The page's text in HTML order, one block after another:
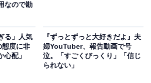
なので勘
る」人気
度に非
心配」
『ずっとずっと大好きだよ』夫
婦YouTuber、報告動画で号
泣。「すごくびっくり」「信じ
られない」